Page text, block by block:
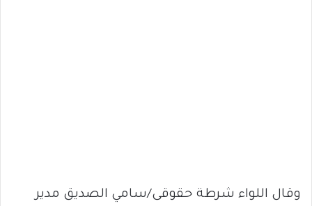
وقال اللواء شرطة حقوقى/سامي الصديق مدير